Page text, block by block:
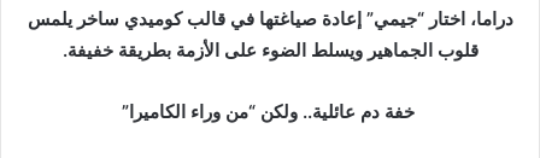
دراما، اختار “جيمي” إعادة صياغتها في قالب كوميدي ساخر يلمس
قلوب الجماهير ويسلط الضوء على الأزمة بطريقة خفيفة.
خفة دم عائلية.. ولكن “من وراء الكاميرا”